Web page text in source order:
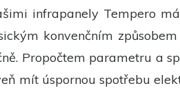
infrapanely Tempero
konvenčním
Propočtem parametru a
mít úspornou spotřebu